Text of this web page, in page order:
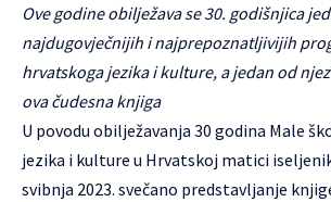
Ove godine obilježava se 30. godišnjica
najdugovječnijih i najprepoznatljivijih
hrvatskoga jezika i kulture, a jedan od
ova čudesna knjiga
U povodu obilježavanja 30 godina Male
jezika i kulture u Hrvatskoj matici
svibnja 2023. svečano predstavljanje